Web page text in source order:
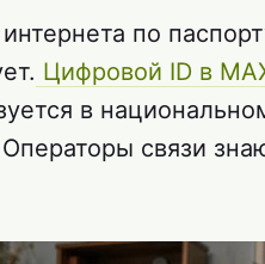
по
Цифровой ID в
в
связи